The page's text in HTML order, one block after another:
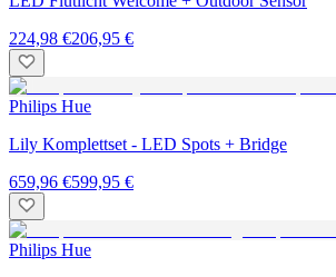
224,98 €206,95 €
Philips Hue
Lily Komplettset - LED Spots + Bridge
659,96 €599,95 €
Philips Hue